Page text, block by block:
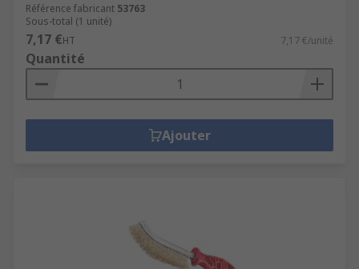
Référence fabricant 53763
Sous-total (1 unité)
7,17 €HT 7,17 €/unité
Quantité
Ajouter